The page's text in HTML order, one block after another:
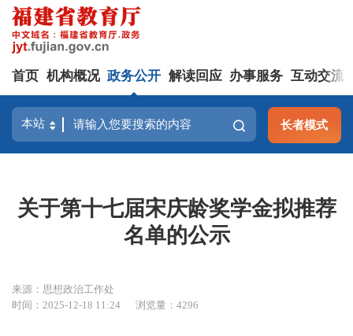
首页 机构概况 政务公开 解读回应 办事服务 互动交流
长者模式
关于第十七届宋庆龄奖学金拟推荐
名单的公示
来源：思想政治工作处
时间：2025-12-18 11:24
浏览量：4296